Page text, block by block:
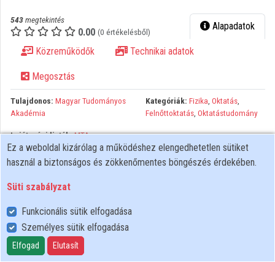
543megtekintés
0.00 (0 értékelésből) Alapadatok
Közreműködők Technikai adatok
Megosztás
Tulajdonos: Magyar Tudományos
Akadémia
Kategóriák: Fizika, Oktatás,
Felnőttoktatás, Oktatástudomány
Lejátszási listák:MTA
Szakmódszertani Pályázat 2014
záró konferencia
Szakmódszertani Pályázat 2014 záró konferencia, MTA
Felhasználói szabályzat
Adatkezelési tájékoztató
Süti szabályzat
Ez a weboldal kizárólag a működéshez elengedhetetlen sütiket
használ a biztonságos és zökkenőmentes böngészés érdekében.
Süti szabályzat
Funkcionális sütik elfogadása
Személyes sütik elfogadása
Elfogad Elutasít